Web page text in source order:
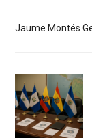
Jaume Montés